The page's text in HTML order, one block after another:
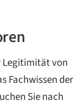
Legitimität von
Fachwissen der
Sie nach